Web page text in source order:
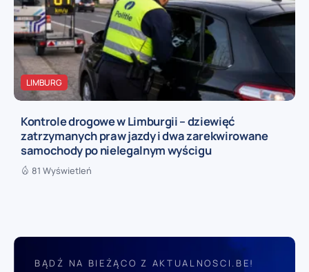
LIMBURG
Kontrole drogowe w Limburgii – dziewięć
zatrzymanych praw jazdy i dwa zarekwirowane
samochody po nielegalnym wyścigu
81 Wyświetleń
BĄDŹ NA BIEŻĄCO Z AKTUALNOSCI.BE!